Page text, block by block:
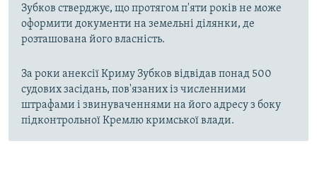
Зубков стверджує, що протягом п'яти років не може
оформити документи на земельні ділянки, де
розташована його власність.
За роки анексії Криму Зубков відвідав понад 500
судових засідань, пов'язаних із численними
штрафами і звинуваченнями на його адресу з боку
підконтрольної Кремлю кримської влади.